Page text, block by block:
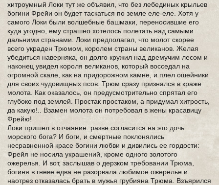
хитроумный Локи тут же объявил, что без лебединых крыльев
богини Фрейи он будет таскаться по земле еле-еле. Хотя у
самого Локи были волшебные башмаки, переносившие его
куда угодно, ему страшно хотелось полетать над самыми
дальними странами. Локи предполагал, что молот скорее
всего украден Трюмом, королем страны великанов. Желая
убедиться наверняка, он долго кружил над дремучим лесом и
наконец увидел короля великанов, который восседал на
огромной скале, как на придорожном камне, и плел ошейники
для своих чудовищных псов. Трюм сразу признался в краже
молота. Как оказалось, он предусмотрительно спрятал его
глубоко под землей. Простак простаком, а придумал хитрость,
да какую!.. Взамен молота он потребовал в жены красавицу
Фрейю!
Локи пришел в отчаяние: разве согласится на это дочь
морского бога? И боги, и смертные поклонялись
несравненной красе богини любви и дивились ее гордости:
Фрейя не носила украшений, кроме одного золотого
ожерелья. И вот, заслышав о дерзком требовании Трюма,
богиня в гневе едва не разорвала любимое ожерелье и
наотрез отказалась брать в мужья грубияна Трюма. Взъярился